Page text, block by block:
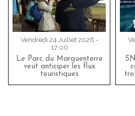
Vendredi 24 Juillet 2026 -
17:00
Le Parc du Marquenterre
veut anticiper les flux
touristiques